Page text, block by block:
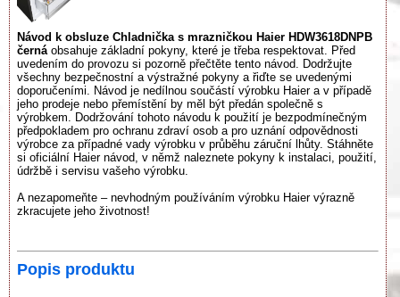
Návod k obsluze Chladnička s mrazničkou Haier HDW3618DNPB
černáobsahuje základní pokyny, které je třeba respektovat. Před
uvedením do provozu si pozorně přečtěte tento návod. Dodržujte
všechny bezpečnostní a výstražné pokyny a řiďte se uvedenými
doporučeními. Návod je nedílnou součástí výrobku Haier a v případě
jeho prodeje nebo přemístění by měl být předán společně s
výrobkem. Dodržování tohoto návodu k použití je bezpodmínečným
předpokladem pro ochranu zdraví osob a pro uznání odpovědnosti
výrobce za případné vady výrobku v průběhu záruční lhůty. Stáhněte
si oficiální Haier návod, v němž naleznete pokyny k instalaci, použití,
údržbě i servisu vašeho výrobku.
A nezapomeňte – nevhodným používáním výrobku Haier výrazně
zkracujete jeho životnost!
Popis produktu